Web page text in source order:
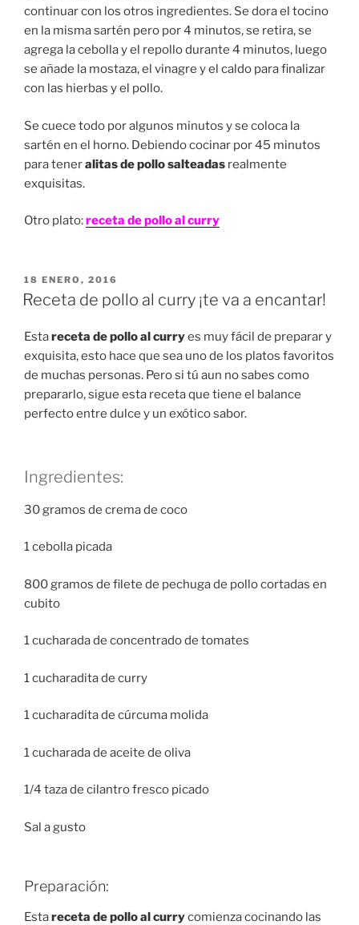
continuar con los otros ingredientes. Se dora el tocino
en la misma sartén pero por 4 minutos, se retira, se
agrega la cebolla y el repollo durante 4 minutos, luego
se añade la mostaza, el vinagre y el caldo para finalizar
con las hierbas y el pollo.
Se cuece todo por algunos minutos y se coloca la
sartén en el horno. Debiendo cocinar por 45 minutos
para teneralitas de pollo salteadas realmente
exquisitas.
Otro plato:receta de pollo al curry
PUBLICADO
EN
18 ENERO, 2016
Receta de pollo al curry ¡te va a encantar!
Estareceta de pollo al curryes muy fácil de preparar y
exquisita, esto hace que sea uno de los platos favoritos
de muchas personas. Pero si tú aun no sabes como
prepararlo, sigue esta receta que tiene el balance
perfecto entre dulce y un exótico sabor.
Ingredientes:
30 gramos de crema de coco
1 cebolla picada
800 gramos de filete de pechuga de pollo cortadas en
cubito
1 cucharada de concentrado de tomates
1 cucharadita de curry
1 cucharadita de cúrcuma molida
1 cucharada de aceite de oliva
1/4 taza de cilantro fresco picado
Sal a gusto
Preparación:
Estareceta de pollo al currycomienza cocinando las